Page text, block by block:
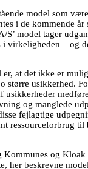
model som
i de kommende
model tager
i virkeligheden – og
at det ikke er
større usikkerhed.
og manglede
fejlagtige
ressourceforbrug til
og Kloak
her beskrevne